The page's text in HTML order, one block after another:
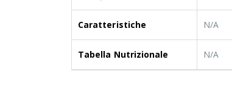
Caratteristiche N/A
Tabella Nutrizionale N/A